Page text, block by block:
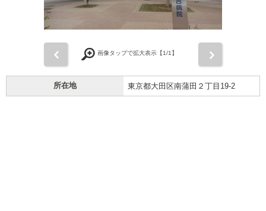
画像タップで拡大表示【1/1】
所在地 東京都大田区南蒲田２丁目19-2